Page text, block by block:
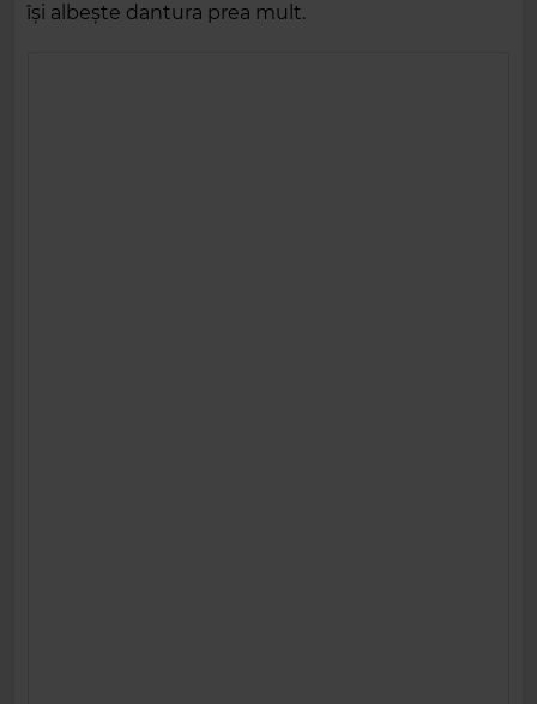
își albește dantura prea mult.